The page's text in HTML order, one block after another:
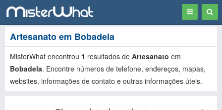
Toggle
navigation
Artesanato em Bobadela
MisterWhat encontrou 1 resultados de Artesanato em
Bobadela. Encontre números de telefone, endereços, mapas,
websites, informações de contato e outras informações úteis.